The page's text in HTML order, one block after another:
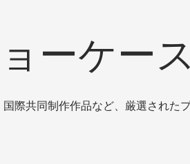
ーケース
際共同制作作品など、厳選された